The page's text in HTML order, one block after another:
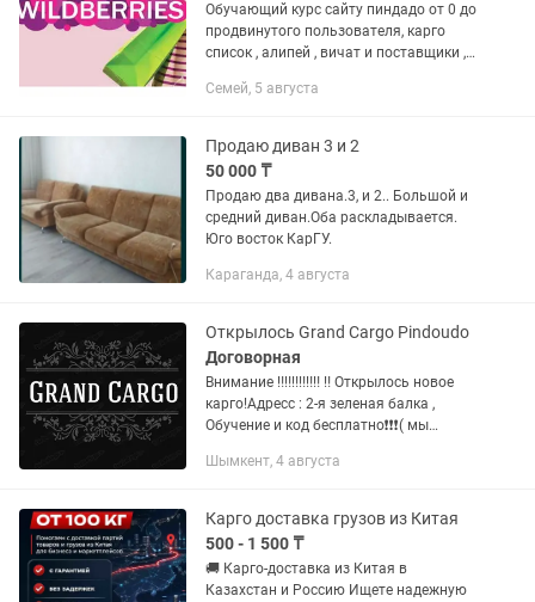
Обучающий курс сайту пиндадо от 0 до
продвинутого пользователя, карго
список , алипей , вичат и поставщики ,
Семей, 5 августа
Продаю диван 3 и 2
50 000 ₸
Продаю два дивана.3, и 2.. Большой и
средний диван.Оба раскладывается.
Юго восток КарГУ.
Караганда, 4 августа
Открылось Grand Cargo Pindoudo
Договорная
Внимание ‼️‼️‼️‼️‼️‼️ ‼️ Открылось новое
карго!Адресс : 2-я зеленая балка ,
Обучение и код бесплатно❗️❗️❗️( мы
без переплат, напрямую без
Шымкент, 4 августа
Карго доставка грузов из Китая
500 - 1 500 ₸
🚚 Карго-доставка из Китая в
Казахстан и Россию Ищете надежную